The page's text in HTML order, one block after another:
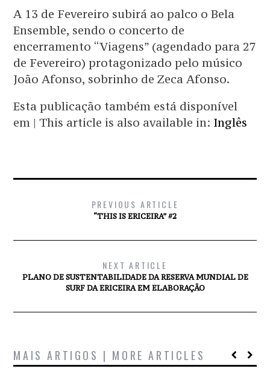
A 13 de Fevereiro subirá ao palco o Bela
Ensemble, sendo o concerto de
encerramento “Viagens” (agendado para 27
de Fevereiro) protagonizado pelo músico
João Afonso, sobrinho de Zeca Afonso.
Esta publicação também está disponível
em | This article is also available in: Inglês
PREVIOUS ARTICLE
“THIS IS ERICEIRA” #2
NEXT ARTICLE
PLANO DE SUSTENTABILIDADE DA RESERVA MUNDIAL DE
SURF DA ERICEIRA EM ELABORAÇÃO
MAIS ARTIGOS | MORE ARTICLES